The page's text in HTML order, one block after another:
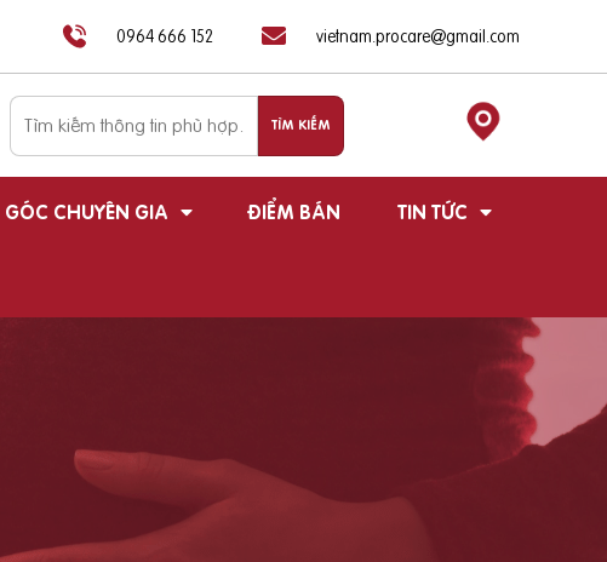
0964 666 152 vietnam.procare@gmail.com
GÓC CHUYÊN GIA ĐIỂM BÁN TIN TỨC